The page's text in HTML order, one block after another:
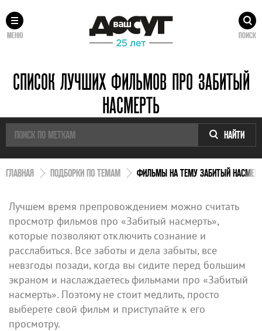
МЕНЮ ПОИСК
СПИСОК ЛУЧШИХ ФИЛЬМОВ ПРО ЗАБИТЫЙ
НАСМЕРТЬ
НАЙТИ
ГЛАВНАЯ ПОДБОРКИ ПО ТЕМАМ ФИЛЬМЫ НА ТЕМУ ЗАБИТЫЙ
Лучшем время препровождением можно считать
просмотр фильмов про «Забитый насмерть»,
которые позволяют отключить сознание и
расслабиться. Все заботы и дела забыты, все
невзгоды позади, когда вы сидите перед большим
экраном и наслаждаетесь фильмами про «Забитый
насмерть». Поэтому не стоит медлить, просто
выберете свой фильм и приступайте к его
просмотру.